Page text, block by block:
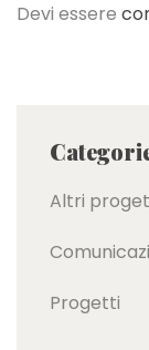
Devi essere
Altri
Progetti